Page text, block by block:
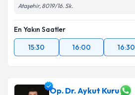
Ataşehir, 8019/16. Sk.
En Yakın Saatler
15:30
16:00 16:30
Op. Dr. Aykut Kuru